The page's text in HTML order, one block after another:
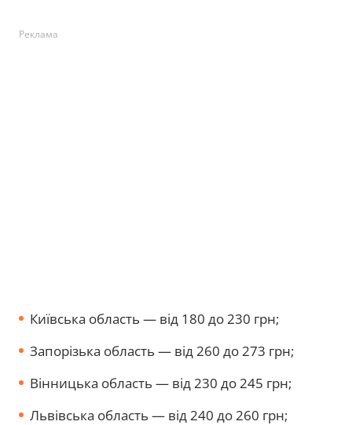
Реклама
Київська область — від 180 до 230 грн;
Запорізька область — від 260 до 273 грн;
Вінницька область — від 230 до 245 грн;
Львівська область — від 240 до 260 грн;